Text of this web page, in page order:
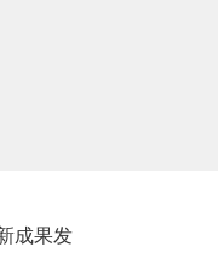
成果发